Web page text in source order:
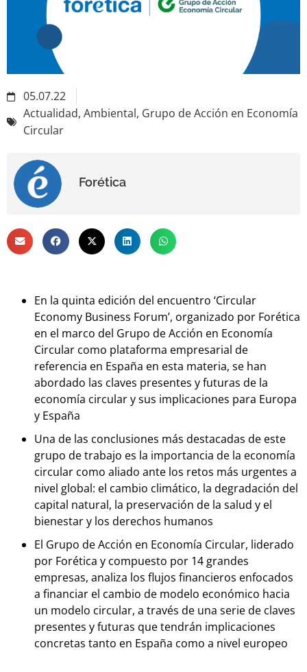
05.07.22
Actualidad, Ambiental, Grupo de Acción en Economía
Circular
Forética
En la quinta edición del encuentro ‘Circular
Economy Business Forum’, organizado por Forética
en el marco del Grupo de Acción en Economía
Circular como plataforma empresarial de
referencia en España en esta materia, se han
abordado las claves presentes y futuras de la
economía circular y sus implicaciones para Europa
y España
Una de las conclusiones más destacadas de este
grupo de trabajo es la importancia de la economía
circular como aliado ante los retos más urgentes a
nivel global: el cambio climático, la degradación del
capital natural, la preservación de la salud y el
bienestar y los derechos humanos
El Grupo de Acción en Economía Circular, liderado
por Forética y compuesto por 14 grandes
empresas, analiza los flujos financieros enfocados
a financiar el cambio de modelo económico hacia
un modelo circular, a través de una serie de claves
presentes y futuras que tendrán implicaciones
concretas tanto en España como a nivel europeo